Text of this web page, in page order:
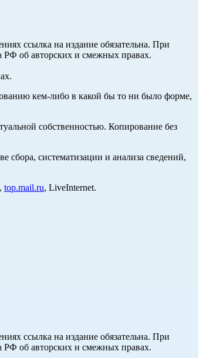
ссылка на издание обязательна. При
РФ об авторских и смежных правах.
кем-либо в какой бы то ни было форме,
собственностью. Копирование без
систематизации и анализа сведений,
top.mail.ru, LiveInternet.
ссылка на издание обязательна. При
РФ об авторских и смежных правах.